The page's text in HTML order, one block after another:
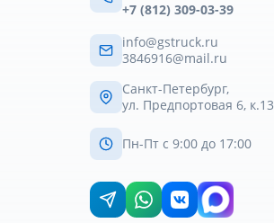
+7 (812) 309-03-39
info@gstruck.ru
3846916@mail.ru
Санкт-Петербург,
ул. Предпортовая 6, к.13
Пн-Пт с 9:00 до 17:00